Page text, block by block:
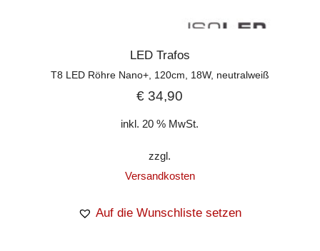
LED Trafos
T8 LED Röhre Nano+, 120cm, 18W, neutralweiß
€ 34,90
inkl. 20 % MwSt.
zzgl.
Versandkosten
Auf die Wunschliste setzen